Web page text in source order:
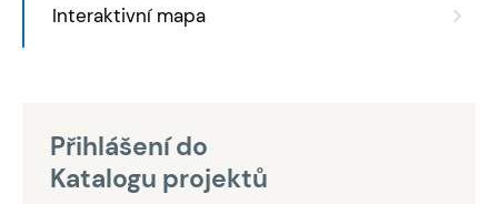
Interaktivní mapa
Přihlášení do
Katalogu projektů